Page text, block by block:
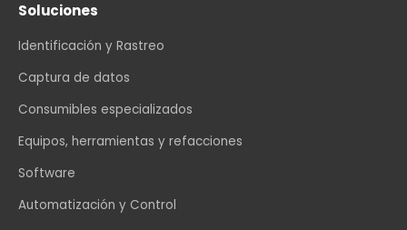
Soluciones
Identificación y Rastreo
Captura de datos
Consumibles especializados
Equipos, herramientas y refacciones
Software
Automatización y Control